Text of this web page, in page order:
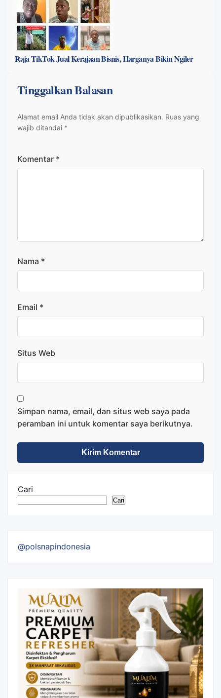
Raja TikTok Jual Kerajaan Bisnis, Harganya Bikin Ngiler
Tinggalkan Balasan
Alamat email Anda tidak akan dipublikasikan. Ruas yang
wajib ditandai *
Komentar *
Nama *
Email *
Situs Web
Simpan nama, email, dan situs web saya pada
peramban ini untuk komentar saya berikutnya.
Cari
Cari
@polsnapindonesia